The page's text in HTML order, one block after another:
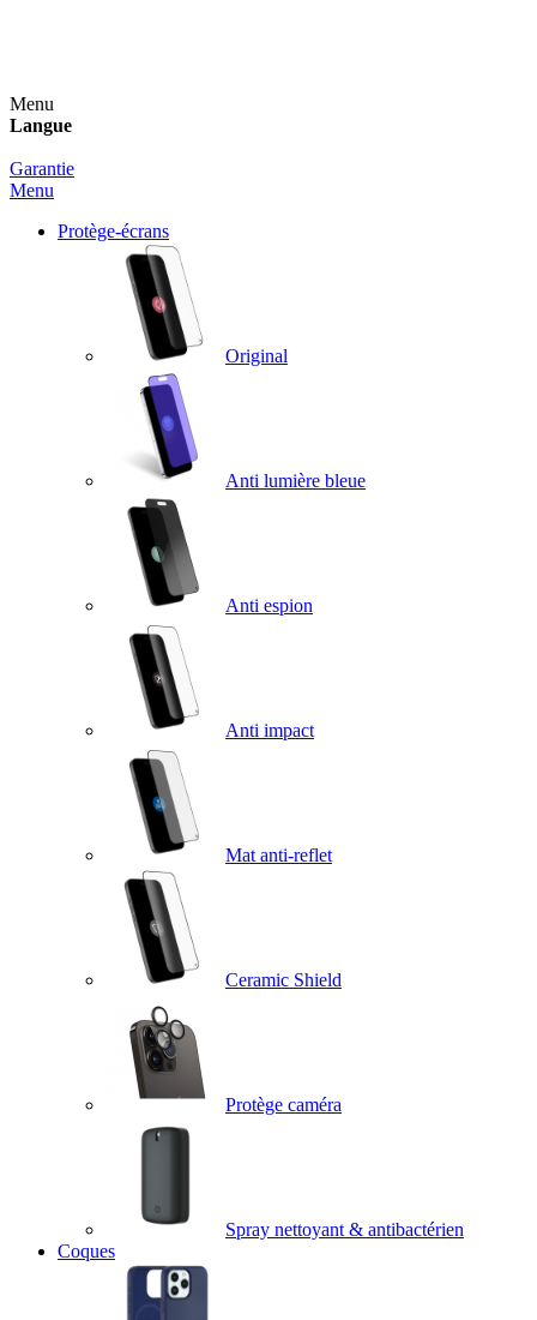
Menu
Langue
Garantie
Menu
Protège-écrans
Original
Anti lumière bleue
Anti espion
Anti impact
Mat anti-reflet
Ceramic Shield
Protège caméra
Spray nettoyant & antibactérien
Coques